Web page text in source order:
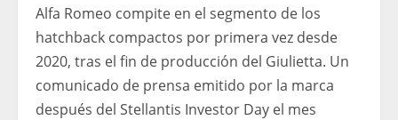
Alfa Romeo compite en el segmento de los
hatchback compactos por primera vez desde
2020, tras el fin de producción del Giulietta. Un
comunicado de prensa emitido por la marca
después del Stellantis Investor Day el mes